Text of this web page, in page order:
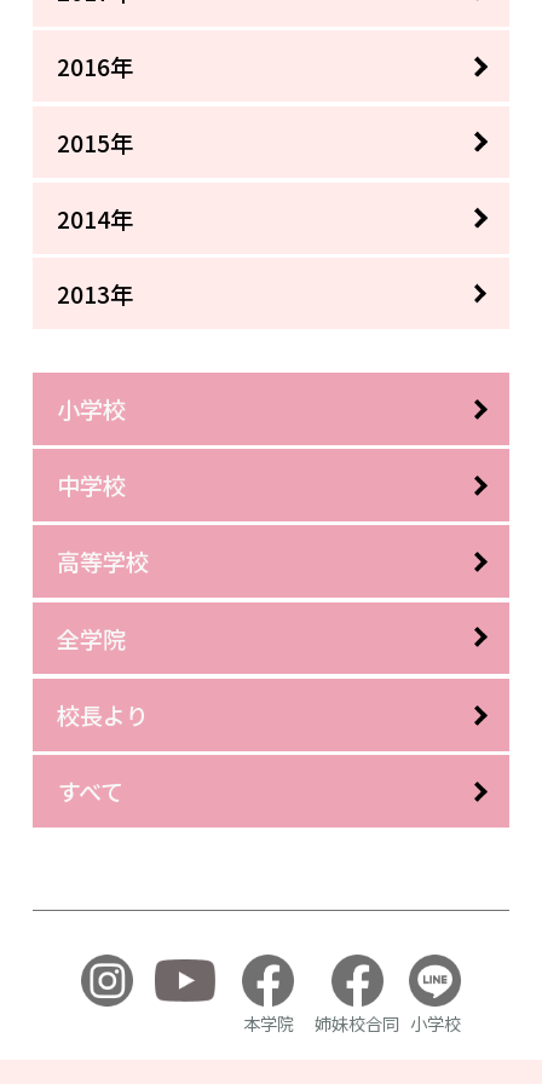
2016年
2015年
2014年
2013年
小学校
中学校
高等学校
全学院
校長より
すべて
本学院 姉妹校合同 小学校